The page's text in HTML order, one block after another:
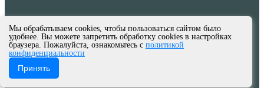
© МКУ КИМЦ 2013-2026
Мы обрабатываем cookies, чтобы пользоваться сайтом было
удобнее. Вы можете запретить обработку cookies в настройках
браузера. Пожалуйста, ознакомьтесь с политикой
конфиденциальности
Принять